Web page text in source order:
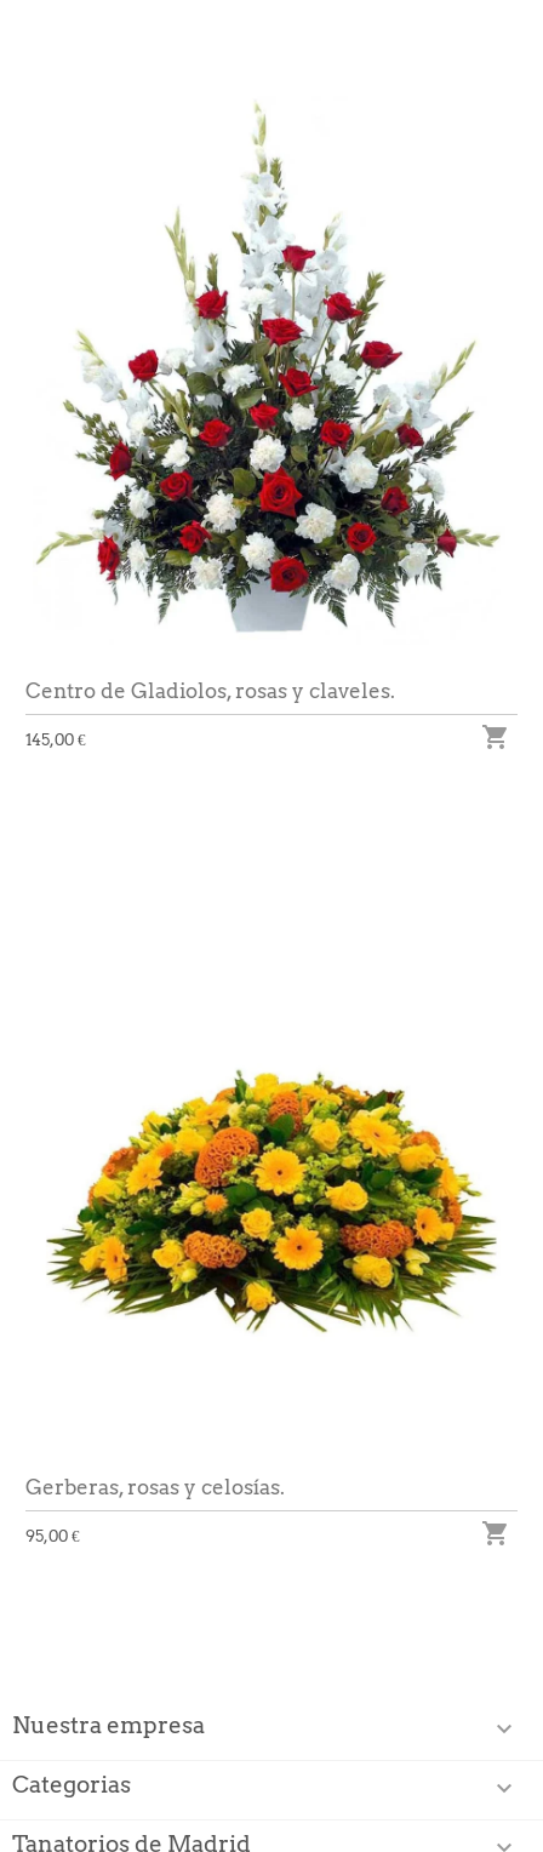
Centro de Gladiolos, rosas y claveles.
145,00 € 
Gerberas, rosas y celosías.
95,00 € 
Nuestra empresa 
Categorias 
Tanatorios de Madrid